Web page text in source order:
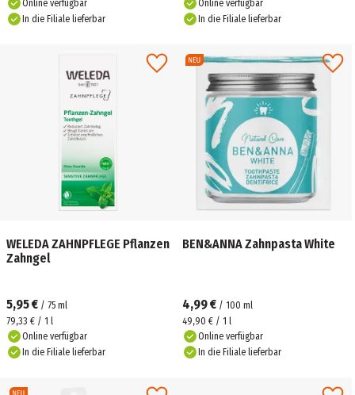
Online verfügbar
In die Filiale lieferbar
Online verfügbar
In die Filiale lieferbar
WELEDA ZAHNPFLEGE Pflanzen
Zahngel
5,95 € / 75 ml
79,33 € / 1 l
Online verfügbar
In die Filiale lieferbar
BEN&ANNA Zahnpasta White
4,99 € / 100 ml
49,90 € / 1 l
Online verfügbar
In die Filiale lieferbar